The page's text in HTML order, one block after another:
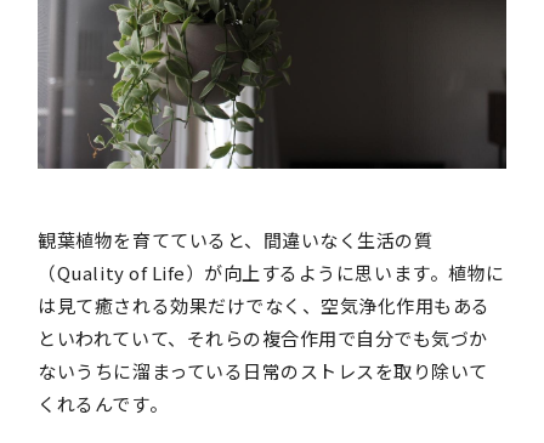
観葉植物を育てていると、間違いなく生活の質
（Quality of Life）が向上するように思います。植物に
は見て癒される効果だけでなく、空気浄化作用もある
といわれていて、それらの複合作用で自分でも気づか
ないうちに溜まっている日常のストレスを取り除いて
くれるんです。